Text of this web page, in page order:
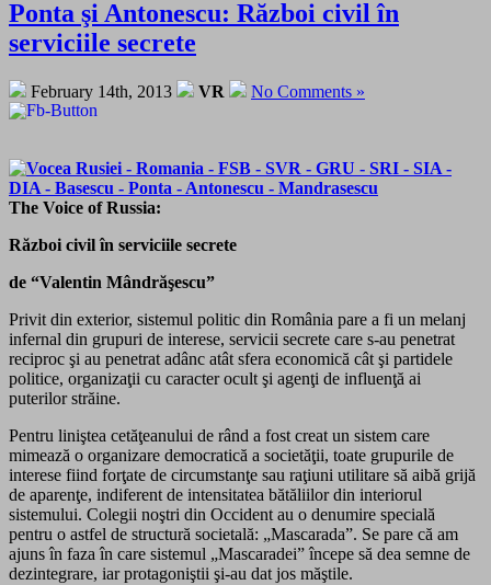
Ponta şi Antonescu: Război civil în
serviciile secrete
February 14th, 2013 VR No Comments »
The Voice of Russia:
Război civil în serviciile secrete
de “Valentin Mândrăşescu”
Privit din exterior, sistemul politic din România pare a fi un melanj
infernal din grupuri de interese, servicii secrete care s-au penetrat
reciproc şi au penetrat adânc atât sfera economică cât şi partidele
politice, organizaţii cu caracter ocult şi agenţi de influenţă ai
puterilor străine.
Pentru liniştea cetăţeanului de rând a fost creat un sistem care
mimează o organizare democratică a societăţii, toate grupurile de
interese fiind forţate de circumstanţe sau raţiuni utilitare să aibă grijă
de aparenţe, indiferent de intensitatea bătăliilor din interiorul
sistemului. Colegii noştri din Occident au o denumire specială
pentru o astfel de structură societală: „Mascarada”. Se pare că am
ajuns în faza în care sistemul „Mascaradei” începe să dea semne de
dezintegrare, iar protagoniştii şi-au dat jos măştile.